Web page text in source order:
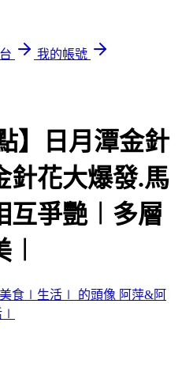
我的帳號
】日月潭金針
針花大爆發.馬
互爭艷︱多層
阿萍&阿